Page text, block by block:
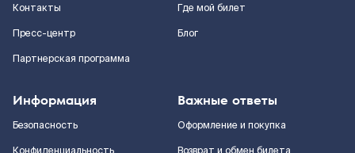
Контакты
Пресс-центр
Партнерская программа
Где мой билет
Блог
Информация
Безопасность
Важные ответы
Оформление и покупка